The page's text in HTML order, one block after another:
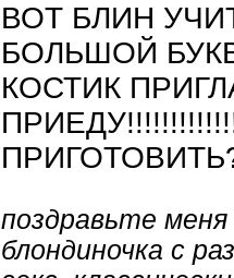
ВОТ БЛИН
БОЛЬШОЙ
КОСТИК
поздравьте
блондиночка с